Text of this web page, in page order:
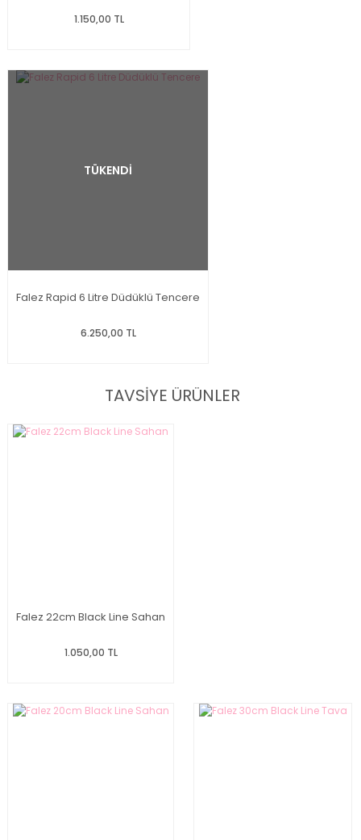
1.150,00 TL
TÜKENDİ
Falez Rapid 6 Litre Düdüklü Tencere
6.250,00 TL
TAVSİYE ÜRÜNLER
Falez 22cm Black Line Sahan
1.050,00 TL